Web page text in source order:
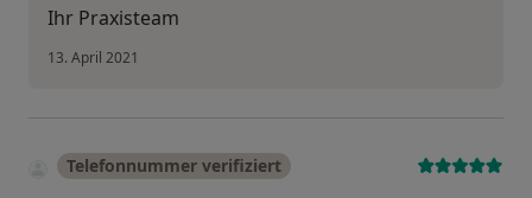
Ihr Praxisteam
13. April 2021
Telefonnummer verifiziert